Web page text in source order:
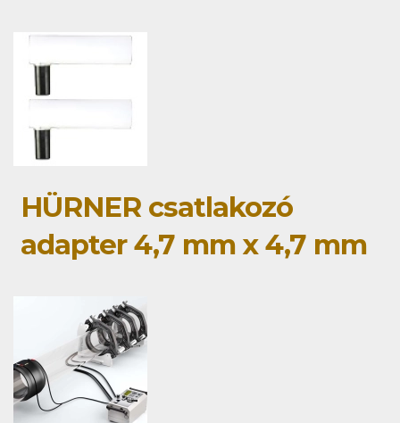
HÜRNER csatlakozó
adapter 4,7 mm x 4,7 mm